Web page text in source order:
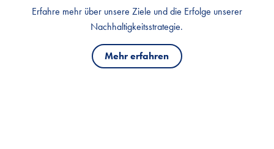
Erfahre mehr über unsere Ziele und die Erfolge unserer
Nachhaltigkeitsstrategie.
Mehr erfahren